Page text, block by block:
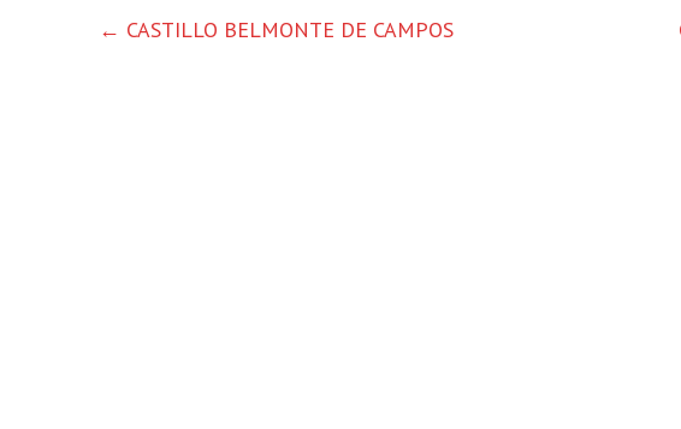
OTRAS
← CASTILLO BELMONTE DE CAMPOS